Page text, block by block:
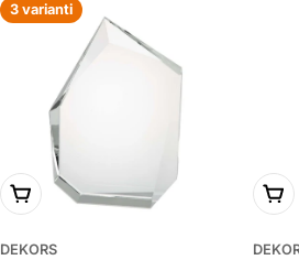
3 varianti
PIEVIENOT GROZAM
DEKORS